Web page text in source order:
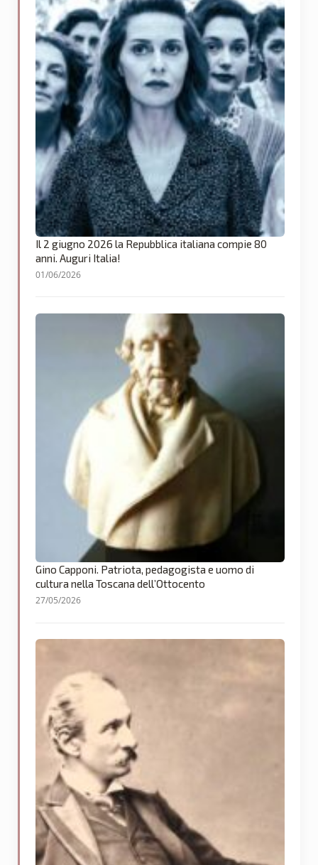
Il 2 giugno 2026 la Repubblica italiana compie 80
anni. Auguri Italia!
01/06/2026
Gino Capponi. Patriota, pedagogista e uomo di
cultura nella Toscana dell’Ottocento
27/05/2026